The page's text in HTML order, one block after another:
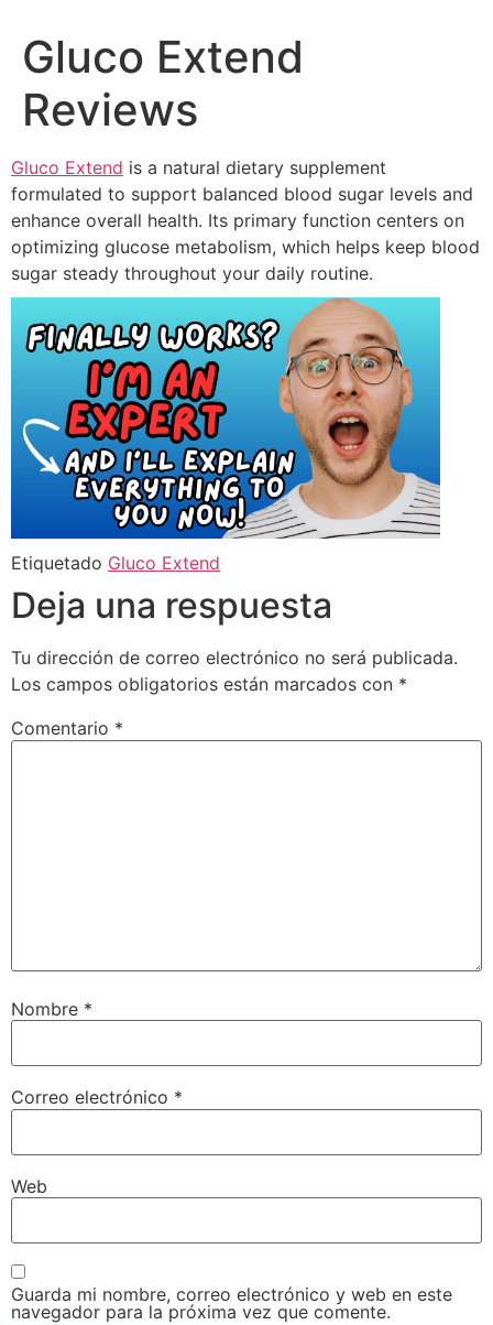
Gluco Extend
Reviews
Gluco Extend is a natural dietary supplement
formulated to support balanced blood sugar levels and
enhance overall health. Its primary function centers on
optimizing glucose metabolism, which helps keep blood
sugar steady throughout your daily routine.
Etiquetado Gluco Extend
Deja una respuesta
Tu dirección de correo electrónico no será publicada.
Los campos obligatorios están marcados con *
Comentario *
Nombre *
Correo electrónico *
Web
Guarda mi nombre, correo electrónico y web en este
navegador para la próxima vez que comente.